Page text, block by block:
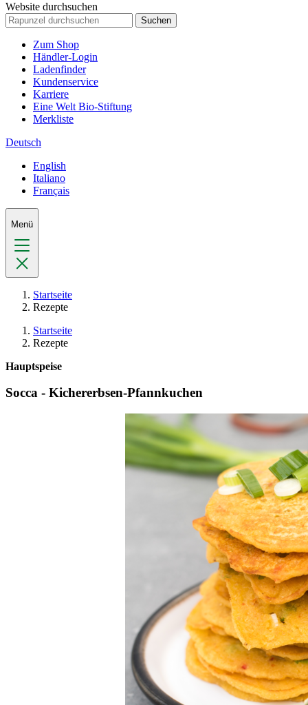
Website durchsuchen
Suchen
Zum Shop
Händler-Login
Ladenfinder
Kundenservice
Karriere
Eine Welt Bio-Stiftung
Merkliste
Deutsch
English
Italiano
Français
Menü
Startseite
Rezepte
Startseite
Rezepte
Hauptspeise
Socca - Kichererbsen-Pfannkuchen